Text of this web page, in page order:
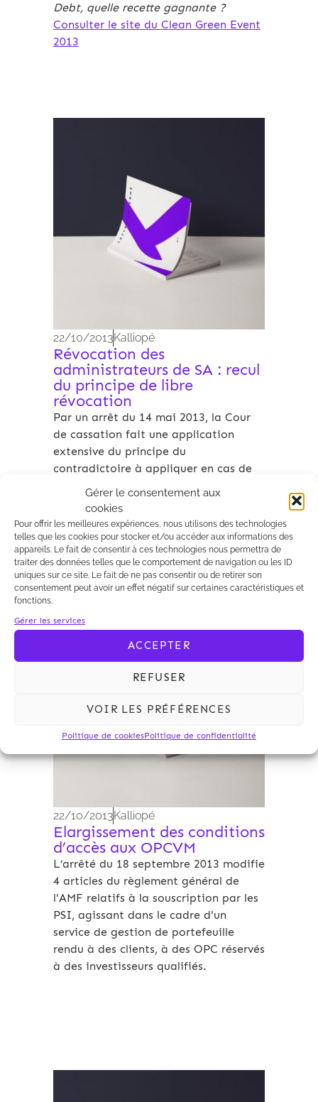
Gérer le consentement aux
cookies
Pour offrir les meilleures expériences, nous utilisons des technologies
telles que les cookies pour stocker et/ou accéder aux informations des
appareils. Le fait de consentir à ces technologies nous permettra de
traiter des données telles que le comportement de navigation ou les ID
uniques sur ce site. Le fait de ne pas consentir ou de retirer son
consentement peut avoir un effet négatif sur certaines caractéristiques et
fonctions.
Gérer les services
ACCEPTER
REFUSER
VOIR LES PRÉFÉRENCES
Politique de cookiesPolitique de confidentialité
Debt, quelle recette gagnante ?
Consulter le site du Clean Green Event
2013
22/10/2013Kalliopé
Révocation des
administrateurs de SA : recul
du principe de libre
révocation
Par un arrêt du 14 mai 2013, la Cour
de cassation fait une application
extensive du principe du
contradictoire à appliquer en cas de
révocation d’un dirigeant de
SA (Cass.Com 14 mai 2013, n°11-
22845, SA Asterop).
22/10/2013Kalliopé
Elargissement des conditions
d’accès aux OPCVM
L’arrêté du 18 septembre 2013 modifie
4 articles du règlement général de
l'AMF relatifs à la souscription par les
PSI, agissant dans le cadre d'un
service de gestion de portefeuille
rendu à des clients, à des OPC réservés
à des investisseurs qualifiés.